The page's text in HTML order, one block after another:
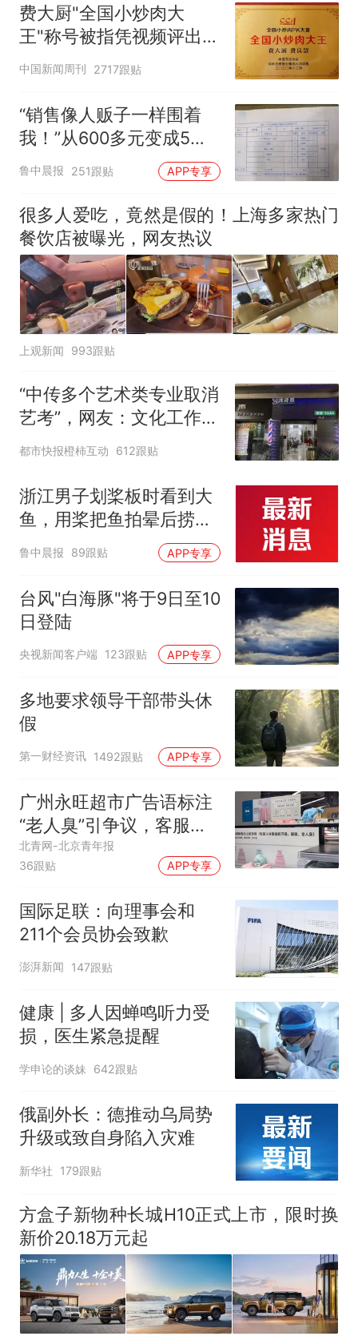
费大厨"全国小炒肉大
王"称号被指凭视频评出
官方回应
中国新闻周刊 2717跟贴
“销售像人贩子一样围着
我！”从600多元变成5万
元，57岁保洁阿姨做医美
后眼睛肿到流泪、视物模
糊
鲁中晨报 251跟贴 APP专享
很多人爱吃，竟然是假的！上海多家热门
餐饮店被曝光，网友热议
上观新闻 993跟贴
“中传多个艺术类专业取消
艺考”，网友：文化工作者
一定要有文化，这句话的
都市快报橙柿互动 612跟贴
浙江男子划桨板时看到大
鱼，用桨把鱼拍晕后捞
起；当事人：鱼重7斤6
两，做成红烧辣子鱼块，
味道很好
鲁中晨报 89跟贴 APP专享
台风"白海豚"将于9日至10
日登陆
央视新闻客户端 123跟贴 APP专享
多地要求领导干部带头休
假
第一财经资讯 1492跟贴 APP专享
广州永旺超市广告语标注
“老人臭”引争议，客服回
应
北青网-北京青年报
36跟贴
APP专享
国际足联：向理事会和
211个会员协会致歉
澎湃新闻 147跟贴
健康 | 多人因蝉鸣听力受
损，医生紧急提醒
学申论的谈妹 642跟贴
俄副外长：德推动乌局势
升级或致自身陷入灾难
新华社 179跟贴
方盒子新物种长城H10正式上市，限时换
新价20.18万元起